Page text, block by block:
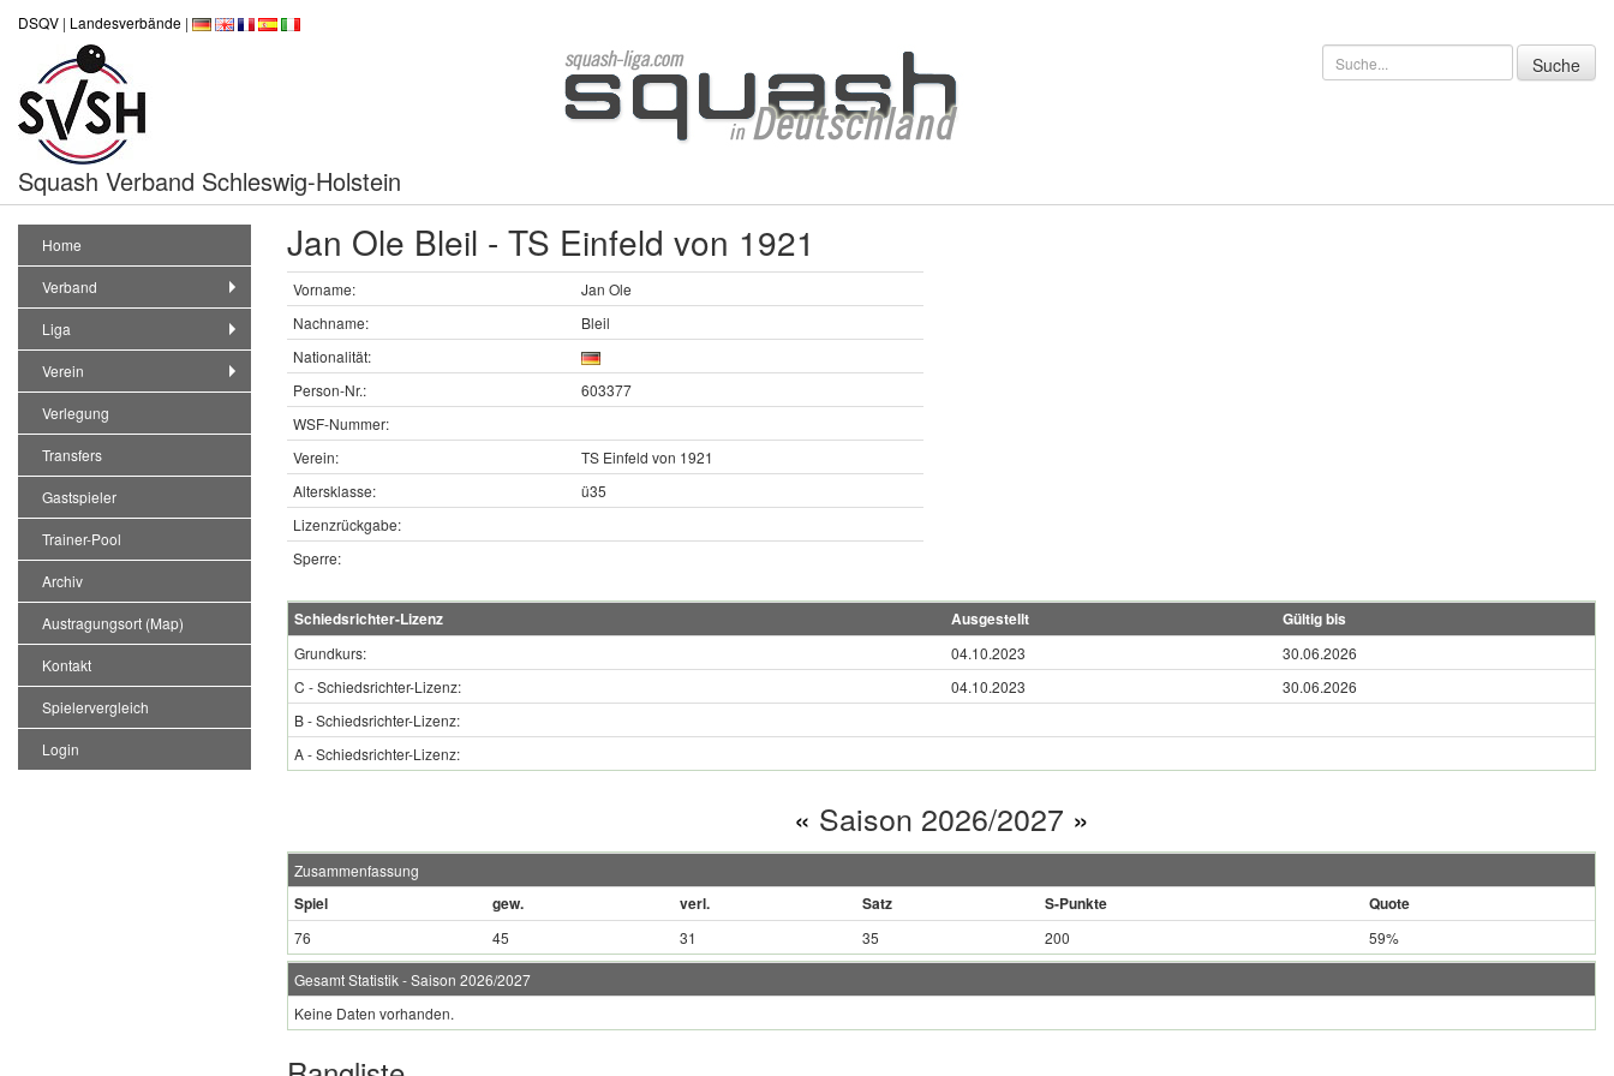
DSQV | Landesverbände |
Squash Verband Schleswig-Holstein
Home
Verband
Liga
Verein
Verlegung
Transfers
Gastspieler
Trainer-Pool
Archiv
Austragungsort (Map)
Kontakt
Spielervergleich
Login
Jan Ole Bleil - TS Einfeld von 1921
Vorname:
Jan Ole
Nachname:
Bleil
Nationalität:
Person-Nr.:
603377
WSF-Nummer:
Verein:
TS Einfeld von 1921
Altersklasse:
ü35
Lizenzrückgabe:
Sperre:
Schiedsrichter-Lizenz Ausgestellt Gültig bis
Grundkurs: 04.10.2023
30.06.2026
C - Schiedsrichter-Lizenz:
04.10.2023
30.06.2026
B - Schiedsrichter-Lizenz:
A - Schiedsrichter-Lizenz:
« Saison 2026/2027 »
Zusammenfassung
Spiel gew. verl. Satz S-Punkte Quote
76 45 31 35 200 59%
Gesamt Statistik - Saison 2026/2027
Keine Daten vorhanden.